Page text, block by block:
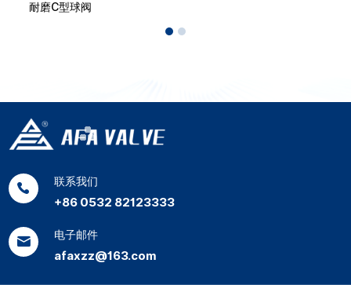
耐磨C型球阀
联系我们
+86 0532 82123333
电子邮件
afaxzz@163.com